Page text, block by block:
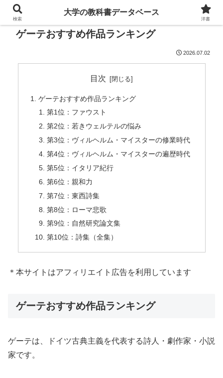
ゲーテおすすめ作品ランキング
2026.07.02
目次
ゲーテおすすめ作品ランキング
第1位：ファウスト
第2位：若きウェルテルの悩み
第3位：ヴィルヘルム・マイスターの修業時代
第4位：ヴィルヘルム・マイスターの遍歴時代
第5位：イタリア紀行
第6位：親和力
第7位：東西詩集
第8位：ローマ悲歌
第9位：自然研究論文集
第10位：詩集（全集）
＊本サイトはアフィリエイト広告を利用しています
ゲーテおすすめ作品ランキング
ゲーテは、ドイツ古典主義を代表する詩人・劇作家・小説
家です。
検索
大学の教科書データベース
洋書